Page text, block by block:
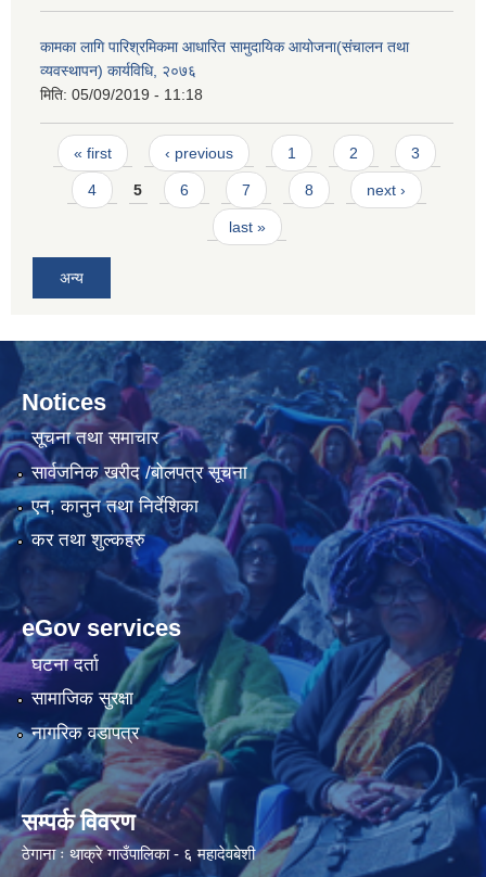
कामका लागि पारिश्रमिकमा आधारित सामुदायिक आयोजना(संचालन तथा
व्यवस्थापन) कार्यविधि, २०७६
मिति: 05/09/2019 - 11:18
Pages
« first ‹ previous 1 2 3
4 5 6 7 8 next ›
last »
अन्य
Notices
सूचना तथा समाचार
सार्वजनिक खरीद /बोलपत्र सूचना
एन, कानुन तथा निर्देशिका
कर तथा शुल्कहरु
eGov services
घटना दर्ता
सामाजिक सुरक्षा
नागरिक वडापत्र
सम्पर्क विवरण
ठेगाना ः थाक्रे गाउँपालिका - ६ महादेवबेशी